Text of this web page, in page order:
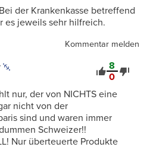
der Krankenkasse betreffend
es jeweils sehr hilfreich.
Kommentar melden
8
0
nur, der von NICHTS eine
nicht von der
sind und waren immer
Schweizer!!
Nur überteuerte Produkte